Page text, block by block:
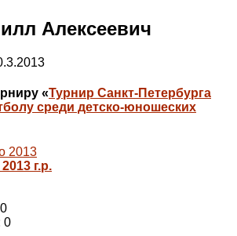
Алексеевич
«Турнир Санкт-Петербурга
среди детско-юношеских
2013
г.р.
0